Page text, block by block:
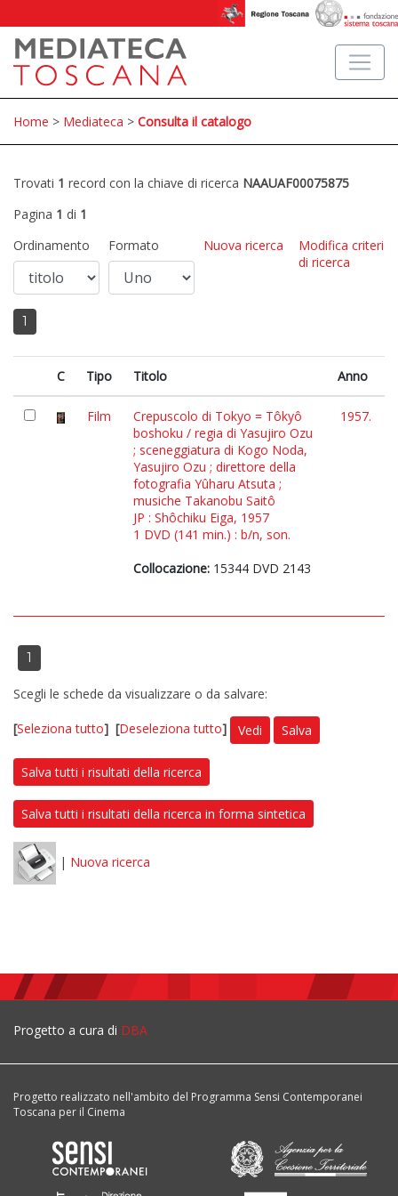
Home > Mediateca > Consulta il catalogo
Trovati 1 record con la chiave di ricerca NAAUAF00075875
Pagina 1 di 1
Ordinamento
Formato Nuova ricerca
Modifica criteri
di ricerca
1
C Tipo Titolo Anno
Film
Crepuscolo di Tokyo = Tôkyô
boshoku / regia di Yasujiro Ozu
; sceneggiatura di Kogo Noda,
Yasujiro Ozu ; direttore della
fotografia Yûharu Atsuta ;
musiche Takanobu Saitô
JP : Shôchiku Eiga, 1957
1 DVD (141 min.) : b/n, son.
Collocazione: 15344 DVD 2143
1957.
1
Scegli le schede da visualizzare o da salvare:
[Seleziona tutto] [Deseleziona tutto] Vedi Salva
Salva tutti i risultati della ricerca
Salva tutti i risultati della ricerca in forma sintetica
| Nuova ricerca
Progetto a cura di DBA
Progetto realizzato nell'ambito del Programma Sensi Contemporanei
Toscana per il Cinema